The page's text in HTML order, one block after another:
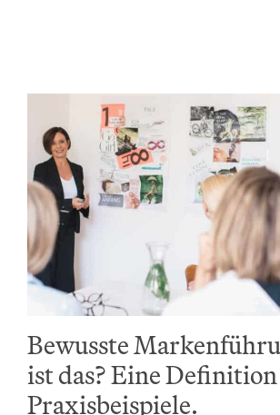
Bewusste
ist das? Eine
Praxisbeispiele.